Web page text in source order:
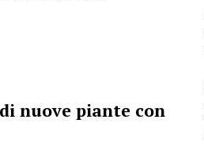
nuove piante con